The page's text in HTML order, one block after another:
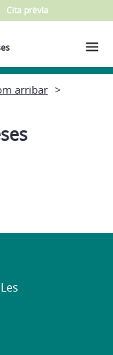
Cita prèvia
arribar